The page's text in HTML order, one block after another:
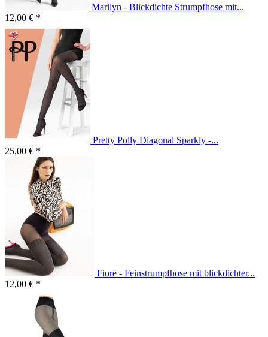
Marilyn - Blickdichte Strumpfhose mit...
12,00 € *
Pretty Polly Diagonal Sparkly -...
25,00 € *
Fiore - Feinstrumpfhose mit blickdichter...
12,00 € *